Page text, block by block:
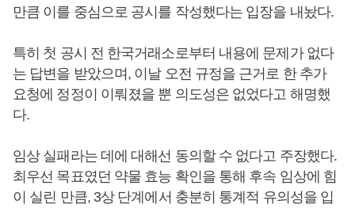
만큼 이를 중심으로 공시를 작성했다는 입장을 내놨다.
특히 첫 공시 전 한국거래소로부터 내용에 문제가 없다
는 답변을 받았으며, 이날 오전 규정을 근거로 한 추가
요청에 정정이 이뤄졌을 뿐 의도성은 없었다고 해명했
다.
임상 실패라는 데에 대해선 동의할 수 없다고 주장했다.
최우선 목표였던 약물 효능 확인을 통해 후속 임상에 힘
이 실린 만큼, 3상 단계에서 충분히 통계적 유의성을 입